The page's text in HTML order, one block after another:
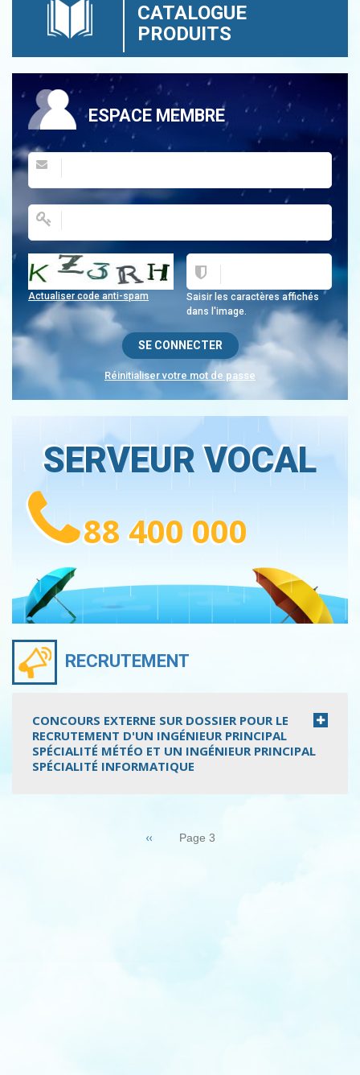
CATALOGUE
PRODUITS
ESPACE MEMBRE
Saisir les caractères affichés
dans l'image.
Actualiser code anti-spam
Réinitialiser votre mot de passe
SERVEUR VOCAL
88 400 000
RECRUTEMENT
CONCOURS EXTERNE SUR DOSSIER POUR LE
RECRUTEMENT D'UN INGÉNIEUR PRINCIPAL
SPÉCIALITÉ MÉTÉO ET UN INGÉNIEUR PRINCIPAL
SPÉCIALITÉ INFORMATIQUE
Page
précédente
‹‹ Page 3